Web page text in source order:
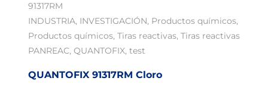
91317RM
INDUSTRIA, INVESTIGACIÓN, Productos químicos,
Productos químicos, Tiras reactivas, Tiras reactivas
PANREAC, QUANTOFIX, test
QUANTOFIX 91317RM Cloro